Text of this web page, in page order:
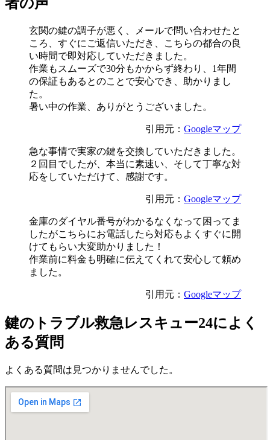
玄関の鍵の調子が悪く、メールで問い合わせたと
ころ、すぐにご返信いただき、こちらの都合の良
い時間で即対応していただきました。
作業もスムーズで30分もかからず終わり、1年間
の保証もあるとのことで安心でき、助かりまし
た。
暑い中の作業、ありがとうございました。
引用元： Googleマップ
急な事情で実家の鍵を交換していただきました。
２回目でしたが、本当に素速い、そして丁寧な対
応をしていただけて、感謝です。
引用元： Googleマップ
金庫のダイヤル番号がわかるなくなって困ってま
したがこちらにお電話したら対応もよくすぐに開
けてもらい大変助かりました！
作業前に料金も明確に伝えてくれて安心して頼め
ました。
引用元： Googleマップ
鍵のトラブル救急レスキュー24によく
ある質問
よくある質問は見つかりませんでした。